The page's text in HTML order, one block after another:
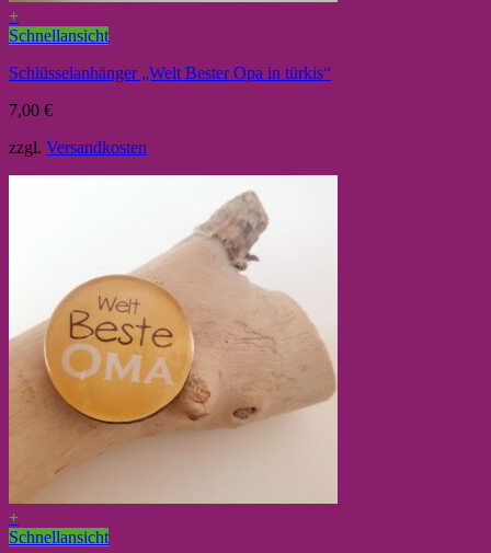
+
Schnellansicht
Schlüsselanhänger „Welt Bester Opa in türkis“
7,00 €
zzgl. Versandkosten
+
Schnellansicht